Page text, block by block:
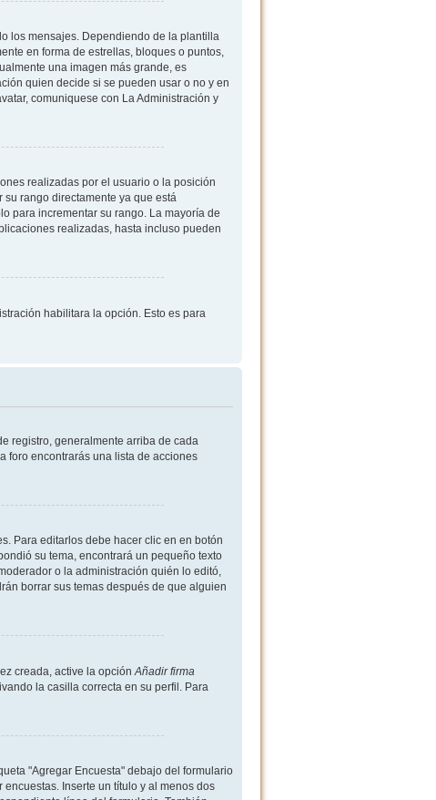
los mensajes. Dependiendo de la plantilla
en forma de estrellas, bloques o puntos,
una imagen más grande, es
quien decide si se pueden usar o no y en
comuniquese con La Administración y
realizadas por el usuario o la posición
rango directamente ya que está
para incrementar su rango. La mayoría de
realizadas, hasta incluso pueden
habilitara la opción. Esto es para
registro, generalmente arriba de cada
foro encontrarás una lista de acciones
Para editarlos debe hacer clic en en botón
su tema, encontrará un pequeño texto
o la administración quién lo editó,
borrar sus temas después de que alguien
creada, active la opción Añadir firma
la casilla correcta en su perfil. Para
"Agregar Encuesta" debajo del formulario
Inserte un título y al menos dos